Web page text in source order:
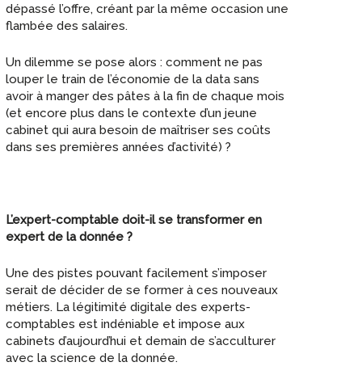
dépassé l’offre, créant par la même occasion une
flambée des salaires.
Un dilemme se pose alors : comment ne pas
louper le train de l’économie de la data sans
avoir à manger des pâtes à la fin de chaque mois
(et encore plus dans le contexte d’un jeune
cabinet qui aura besoin de maîtriser ses coûts
dans ses premières années d’activité) ?
L’expert-comptable doit-il se transformer en
expert de la donnée ?
Une des pistes pouvant facilement s’imposer
serait de décider de se former à ces nouveaux
métiers. La légitimité digitale des experts-
comptables est indéniable et impose aux
cabinets d’aujourd’hui et demain de s’acculturer
avec la science de la donnée.